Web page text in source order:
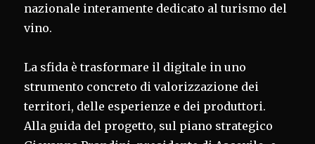
nazionale interamente dedicato al turismo del
vino.
La sfida è trasformare il digitale in uno
strumento concreto di valorizzazione dei
territori, delle esperienze e dei produttori.
Alla guida del progetto, sul piano strategico